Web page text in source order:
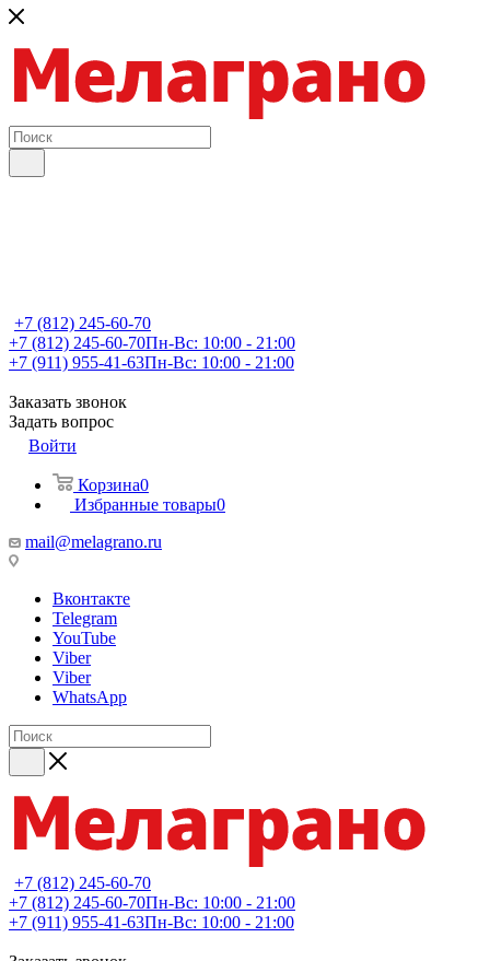
+7 (812) 245-60-70
+7 (812) 245-60-70Пн-Вс: 10:00 - 21:00
+7 (911) 955-41-63Пн-Вс: 10:00 - 21:00
Заказать звонок
Задать вопрос
Войти
Корзина0
Избранные товары0
mail@melagrano.ru
Вконтакте
Telegram
YouTube
Viber
Viber
WhatsApp
+7 (812) 245-60-70
+7 (812) 245-60-70Пн-Вс: 10:00 - 21:00
+7 (911) 955-41-63Пн-Вс: 10:00 - 21:00